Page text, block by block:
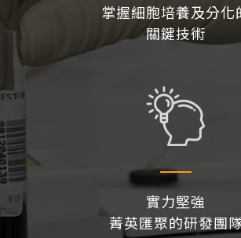
掌握細胞培養及分化
關鍵技術
實力堅強
菁英匯聚的研發團